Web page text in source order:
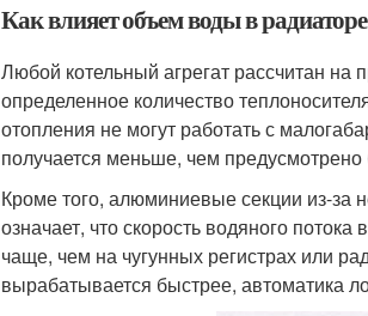
Как влияет объем воды в
Любой котельный агрегат рассчитан на
определенное количество
отопления не могут работать с
получается меньше, чем
Кроме того, алюминиевые секции из-за
означает, что скорость водяного
чаще, чем на чугунных регистрах или
вырабатывается быстрее, автоматика